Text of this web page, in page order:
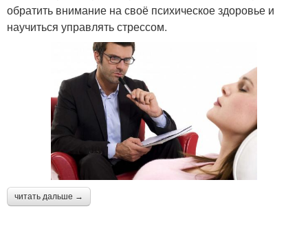
обратить внимание на своё психическое здоровье и
научиться управлять стрессом.
читать дальше →